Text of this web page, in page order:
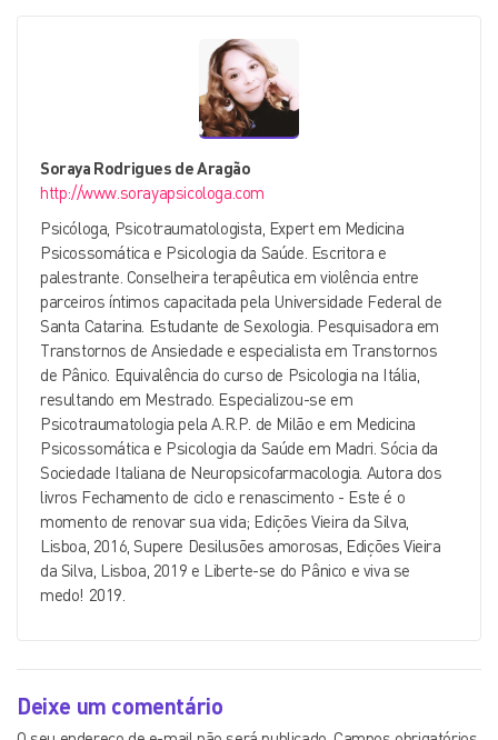
Soraya Rodrigues de Aragão
http://www.sorayapsicologa.com
Psicóloga, Psicotraumatologista, Expert em Medicina
Psicossomática e Psicologia da Saúde. Escritora e
palestrante. Conselheira terapêutica em violência entre
parceiros íntimos capacitada pela Universidade Federal de
Santa Catarina. Estudante de Sexologia. Pesquisadora em
Transtornos de Ansiedade e especialista em Transtornos
de Pânico. Equivalência do curso de Psicologia na Itália,
resultando em Mestrado. Especializou-se em
Psicotraumatologia pela A.R.P. de Milão e em Medicina
Psicossomática e Psicologia da Saúde em Madri. Sócia da
Sociedade Italiana de Neuropsicofarmacologia. Autora dos
livros Fechamento de ciclo e renascimento - Este é o
momento de renovar sua vida; Edições Vieira da Silva,
Lisboa, 2016, Supere Desilusões amorosas, Edições Vieira
da Silva, Lisboa, 2019 e Liberte-se do Pânico e viva se
medo! 2019.
Deixe um comentário